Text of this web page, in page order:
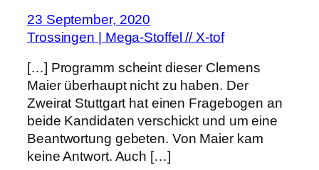
23 September, 2020
Trossingen | Mega-Stoffel // X-tof
[…] Programm scheint dieser Clemens
Maier überhaupt nicht zu haben. Der
Zweirat Stuttgart hat einen Fragebogen an
beide Kandidaten verschickt und um eine
Beantwortung gebeten. Von Maier kam
keine Antwort. Auch […]